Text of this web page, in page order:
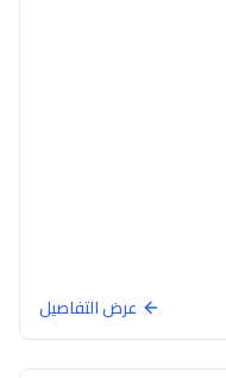
عرض التفاصيل